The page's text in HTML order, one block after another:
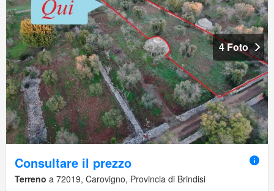
4 Foto
Consultare il prezzo
Terreno a 72019, Carovigno, Provincia di Brindisi